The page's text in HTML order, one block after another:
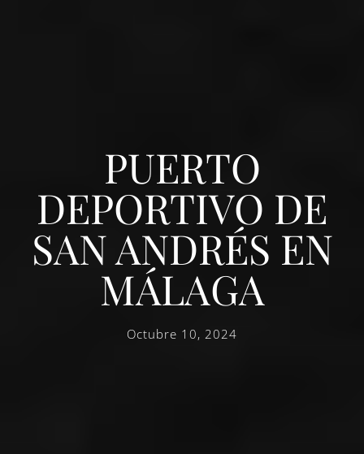
PUERTO
DEPORTIVO DE
SAN ANDRÉS EN
MÁLAGA
Octubre 10, 2024